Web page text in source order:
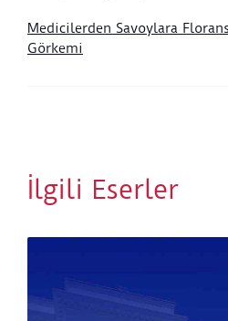
Medicilerden Savoylara
Görkemi
İlgili Eserler